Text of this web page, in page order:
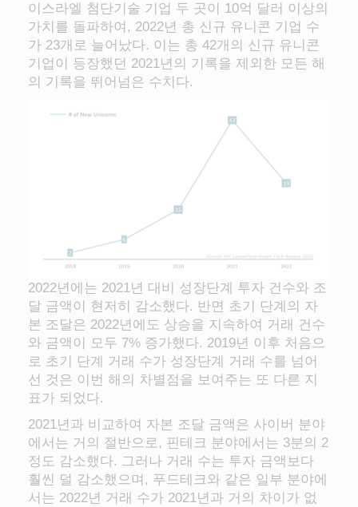
이스라엘 첨단기술 기업 두 곳이 10억 달러 이상의
가치를 돌파하여, 2022년 총 신규 유니콘 기업 수
가 23개로 늘어났다. 이는 총 42개의 신규 유니콘
기업이 등장했던 2021년의 기록을 제외한 모든 해
의 기록을 뛰어넘은 수치다.
2022년에는 2021년 대비 성장단계 투자 건수와 조
달 금액이 현저히 감소했다. 반면 초기 단계의 자
본 조달은 2022년에도 상승을 지속하여 거래 건수
와 금액이 모두 7% 증가했다. 2019년 이후 처음으
로 초기 단계 거래 수가 성장단계 거래 수를 넘어
선 것은 이번 해의 차별점을 보여주는 또 다른 지
표가 되었다.
2021년과 비교하여 자본 조달 금액은 사이버 분야
에서는 거의 절반으로, 핀테크 분야에서는 3분의 2
정도 감소했다. 그러나 거래 수는 투자 금액보다
훨씬 덜 감소했으며, 푸드테크와 같은 일부 분야에
서는 2022년 거래 수가 2021년과 거의 차이가 없